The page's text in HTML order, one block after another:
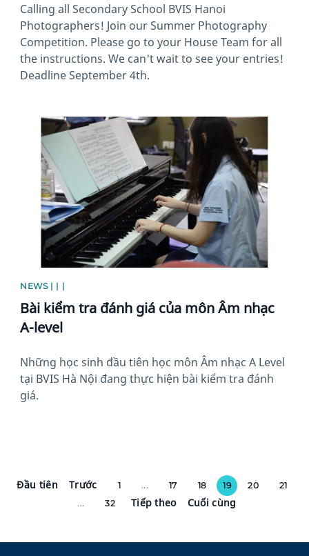
Calling all Secondary School BVIS Hanoi
Photographers! Join our Summer Photography
Competition. Please go to your House Team for all
the instructions. We can't wait to see your entries!
Deadline September 4th.
News image
NEWS | | |
Bài kiểm tra đánh giá của môn Âm nhạc
A-level
Những học sinh đầu tiên học môn Âm nhạc A Level
tại BVIS Hà Nội đang thực hiện bài kiểm tra đánh
giá.
Đầu tiên Trước 1 ... 17 18 19 20
21
...
32 Tiếp theo Cuối cùng